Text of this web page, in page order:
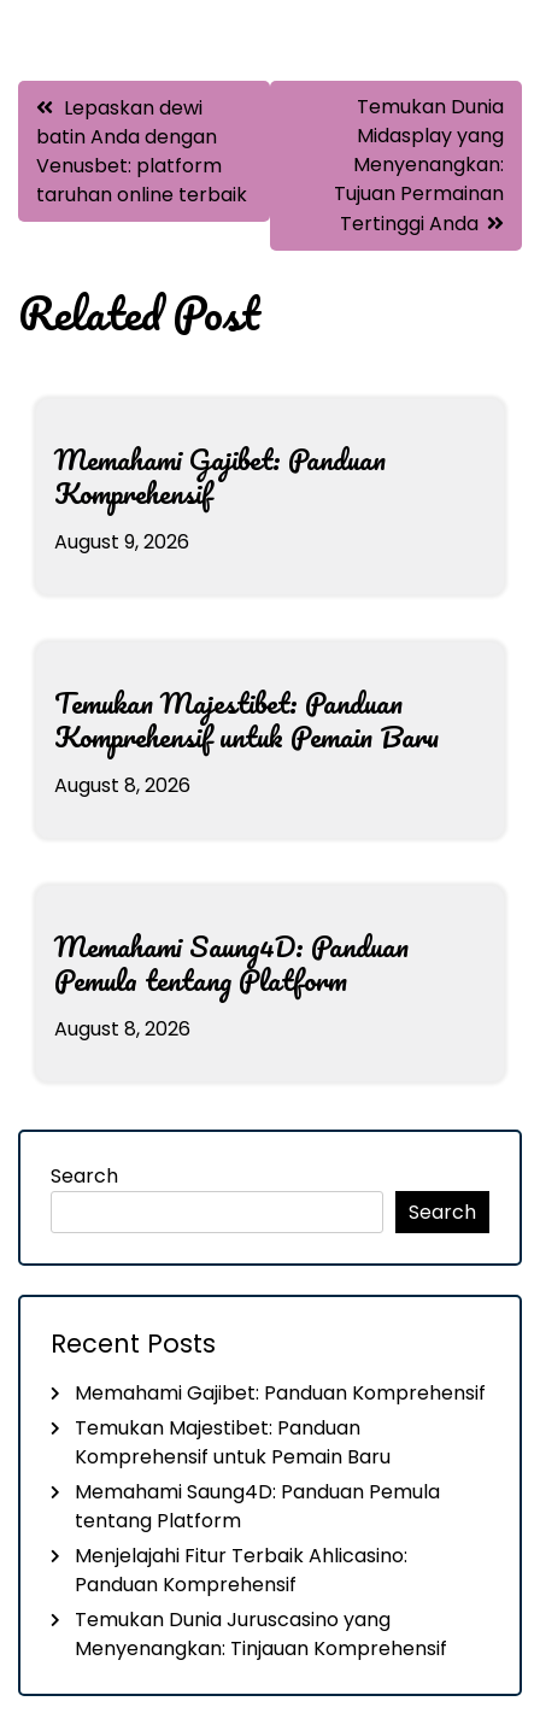
Post
navigation
Lepaskan dewi
batin Anda dengan
Venusbet: platform
taruhan online terbaik
Temukan Dunia
Midasplay yang
Menyenangkan:
Tujuan Permainan
Tertinggi Anda
Related Post
Memahami Gajibet: Panduan
Komprehensif
August 9, 2026
Temukan Majestibet: Panduan
Komprehensif untuk Pemain Baru
August 8, 2026
Memahami Saung4D: Panduan
Pemula tentang Platform
August 8, 2026
Search
Search
Recent Posts
Memahami Gajibet: Panduan Komprehensif
Temukan Majestibet: Panduan
Komprehensif untuk Pemain Baru
Memahami Saung4D: Panduan Pemula
tentang Platform
Menjelajahi Fitur Terbaik Ahlicasino:
Panduan Komprehensif
Temukan Dunia Juruscasino yang
Menyenangkan: Tinjauan Komprehensif